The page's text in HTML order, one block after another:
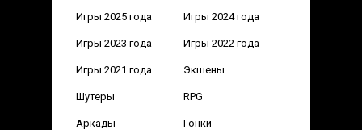
Игры 2025 года Игры 2024 года
Игры 2023 года Игры 2022 года
Игры 2021 года Экшены
Шутеры RPG
Аркады Гонки